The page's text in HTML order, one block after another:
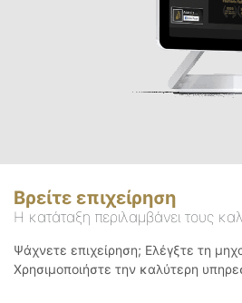
Βρείτε επιχείρηση
Η κατάταξη περιλαμβάνει τους
Ψάχνετε επιχείρηση; Ελέγξτε τη
Χρησιμοποιήστε την καλύτερη